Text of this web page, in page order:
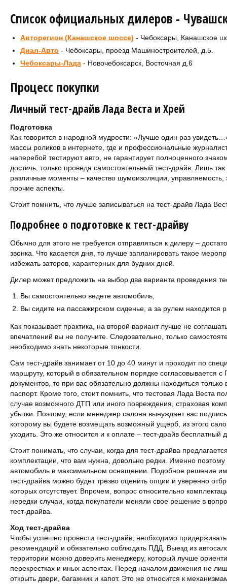
Список официальных дилеров -
Авторегион (Канашское шоссе) - Чебоксары, Канашское
Диал-Авто - Чебоксары, проезд Машиностроителей, д.5.
Чебоксары-Лада - Новочебоксарск, Восточная д.6
Процесс покупки
Личный тест-драйв Лада Веста и Хрей
Подготовка
Как говорится в народной мудрости: «Лучше один раз
массы роликов в интернете, где и профессиональные
наперебой тестируют авто, не гарантирует полноценного
достичь, только проведя самостоятельный тест-драйв. Лишь
различные моменты – качество шумоизоляции, управляемость,
прочие аспекты.
Стоит помнить, что лучше записываться на тест-драйв Лада
Подробнее о подготовке к тест-драйву
Обычно для этого не требуется отправляться к дилеру –
звонка. Что касается дня, то лучше запланировать такое
избежать заторов, характерных для будних дней.
Дилер может предложить на выбор два варианта проведения
Вы самостоятельно ведете автомобиль;
Вы сидите на пассажирском сиденье, а за рулем находится
Как показывает практика, на второй вариант лучше не
впечатлений вы не получите. Следовательно, только
необходимо знать некоторые тонкости.
Сам тест-драйв занимает от 10 до 40 минут и проходит по
маршруту, который в обязательном порядке согласовывается
документов, то при вас обязательно должны находиться только
паспорт. Кроме того, стоит помнить, что тестовая Лада Веста
случае возможного ДТП или иного повреждения, страховая
убытки. Поэтому, если менеджер салона вынуждает вас
которому вы будете возмещать возможный ущерб, из этого
уходить. Это же относится и к оплате – тест-драйв бесплатный
Стоит понимать, что случаи, когда для тест-драйва
комплектации, что вам нужна, довольно редки. Именно поэтому
автомобиль в максимальном оснащении. Подобное решение
тест-драйва можно будет трезво оценить опции и уверенно
которых отсутствует. Впрочем, вопрос относительно
нередки случаи, когда покупатели меняли свое решение в
тест-драйва.
Ход тест-драйва
Чтобы успешно провести тест-драйв, необходимо
рекомендаций и обязательно соблюдать ПДД. Выезд из
территории можно доверить менеджеру, который лучше
перекрестках и иных аспектах. Перед началом движения не
открыть двери, багажник и капот. Это же относится к